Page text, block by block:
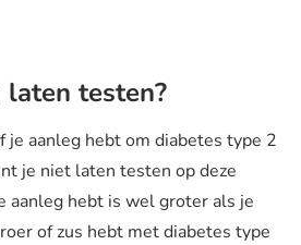
laten testen?
je aanleg hebt om diabetes type 2
je niet laten testen op deze
aanleg hebt is wel groter als je
of zus hebt met diabetes type